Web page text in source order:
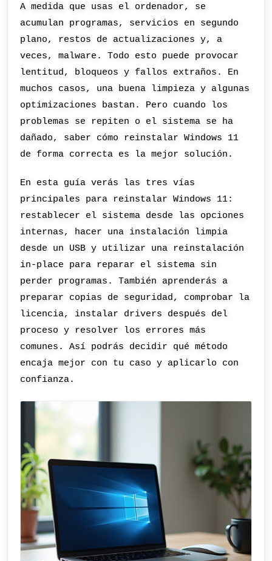
A medida que usas el ordenador, se
acumulan programas, servicios en segundo
plano, restos de actualizaciones y, a
veces, malware. Todo esto puede provocar
lentitud, bloqueos y fallos extraños. En
muchos casos, una buena limpieza y algunas
optimizaciones bastan. Pero cuando los
problemas se repiten o el sistema se ha
dañado, saber cómo reinstalar Windows 11
de forma correcta es la mejor solución.
En esta guía verás las tres vías
principales para reinstalar Windows 11:
restablecer el sistema desde las opciones
internas, hacer una instalación limpia
desde un USB y utilizar una reinstalación
in-place para reparar el sistema sin
perder programas. También aprenderás a
preparar copias de seguridad, comprobar la
licencia, instalar drivers después del
proceso y resolver los errores más
comunes. Así podrás decidir qué método
encaja mejor con tu caso y aplicarlo con
confianza.